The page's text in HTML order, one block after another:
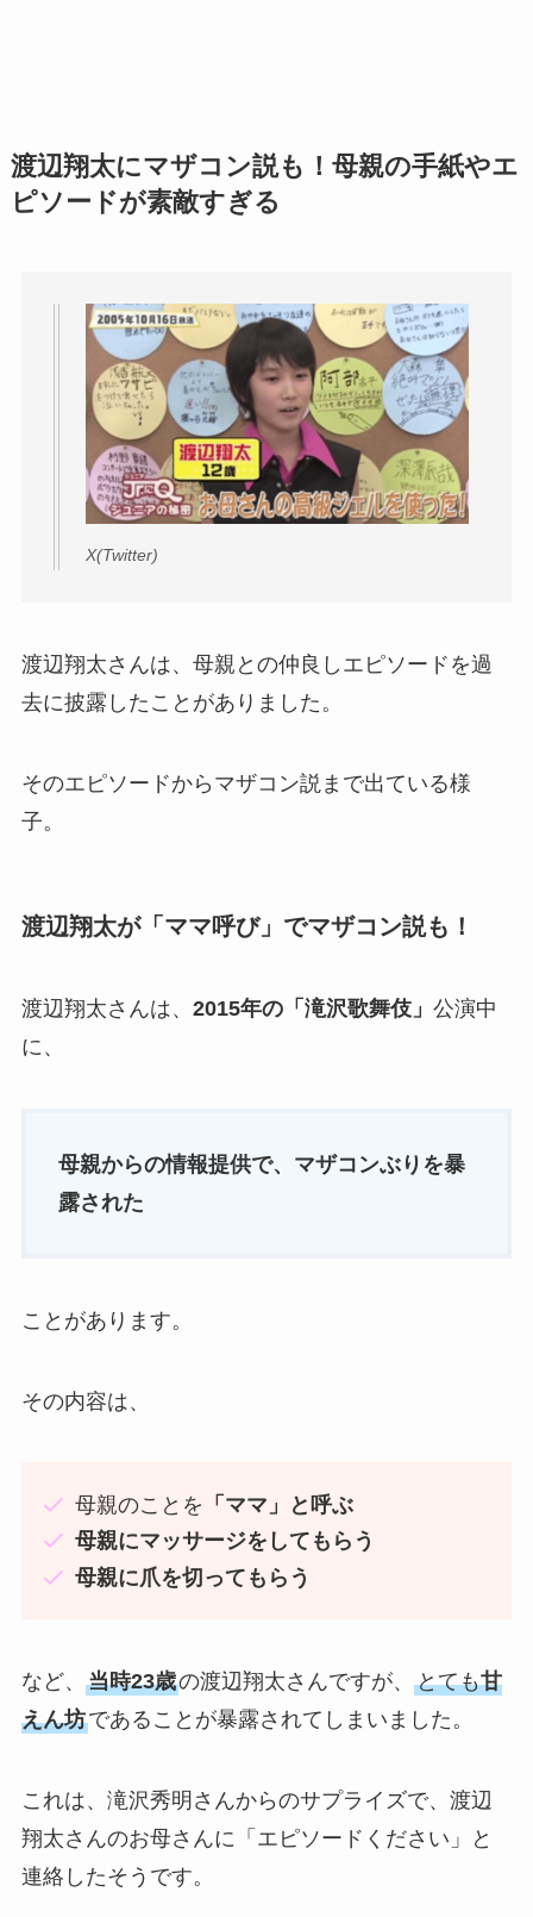
渡辺翔太にマザコン説も！母親の手紙やエ
ピソードが素敵すぎる
X(Twitter)
渡辺翔太さんは、母親との仲良しエピソードを過
去に披露したことがありました。
そのエピソードからマザコン説まで出ている様
子。
渡辺翔太が「ママ呼び」でマザコン説も！
渡辺翔太さんは、 2015年の「滝沢歌舞伎」 公演中
に、
母親からの情報提供で、マザコンぶりを暴
露された
ことがあります。
その内容は、
母親のことを 「ママ」と呼ぶ
母親にマッサージをしてもらう
母親に爪を切ってもらう
など、 当時23歳の渡辺翔太さんですが、 とても甘
えん坊であることが暴露されてしまいました。
これは、滝沢秀明さんからのサプライズで、渡辺
翔太さんのお母さんに「エピソードください」と
連絡したそうです。